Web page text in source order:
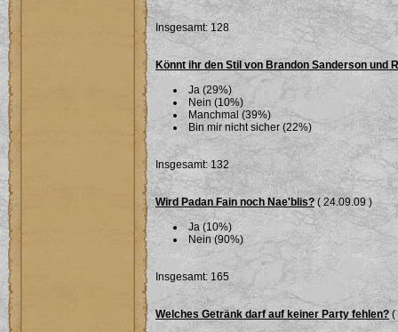
Insgesamt: 128
Könnt ihr den Stil von Brandon Sanderson und
Ja (29%)
Nein (10%)
Manchmal (39%)
Bin mir nicht sicher (22%)
Insgesamt: 132
Wird Padan Fain noch Nae'blis?( 24.09.09 )
Ja (10%)
Nein (90%)
Insgesamt: 165
Welches Getränk darf auf keiner Party fehlen? (